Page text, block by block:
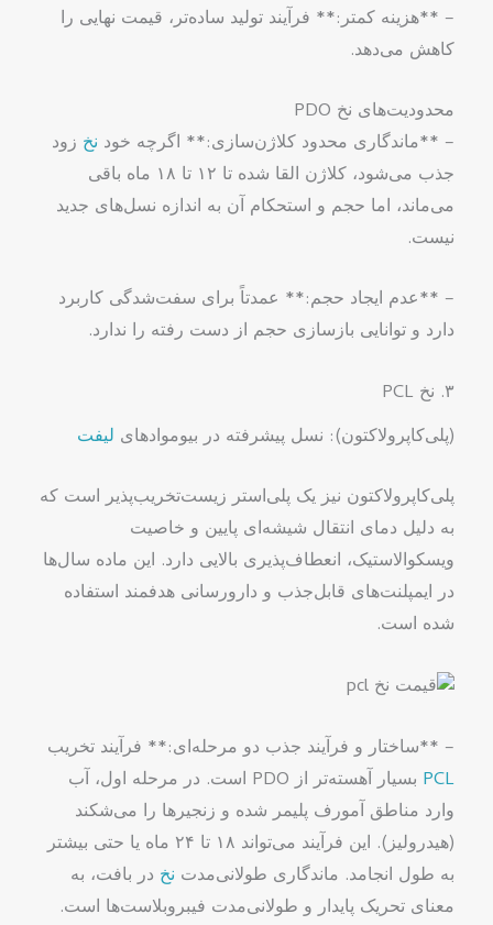
– **هزینه کمتر:** فرآیند تولید ساده‌تر، قیمت نهایی را
کاهش می‌دهد.
محدودیت‌های نخ PDO
– **ماندگاری محدود کلاژن‌سازی:** اگرچه خود نخ زود
جذب می‌شود، کلاژن القا شده تا ۱۲ تا ۱۸ ماه باقی
می‌ماند، اما حجم و استحکام آن به اندازه نسل‌های جدید
نیست.
– **عدم ایجاد حجم:** عمدتاً برای سفت‌شدگی کاربرد
دارد و توانایی بازسازی حجم از دست رفته را ندارد.
۳. نخ PCL
(پلی‌کاپرولاکتون): نسل پیشرفته در بیوموادهای لیفت
پلی‌کاپرولاکتون نیز یک پلی‌استر زیست‌تخریب‌پذیر است که
به دلیل دمای انتقال شیشه‌ای پایین و خاصیت
ویسکوالاستیک، انعطاف‌پذیری بالایی دارد. این ماده سال‌ها
در ایمپلنت‌های قابل‌جذب و دارورسانی هدفمند استفاده
شده است.
– **ساختار و فرآیند جذب دو مرحله‌ای:** فرآیند تخریب
PCL
بسیار آهسته‌تر از PDO است. در مرحله اول، آب
وارد مناطق آمورف پلیمر شده و زنجیرها را می‌شکند
(هیدرولیز). این فرآیند می‌تواند ۱۸ تا ۲۴ ماه یا حتی بیشتر
به طول انجامد. ماندگاری طولانی‌مدت نخ در بافت، به
معنای تحریک پایدار و طولانی‌مدت فیبروبلاست‌ها است.